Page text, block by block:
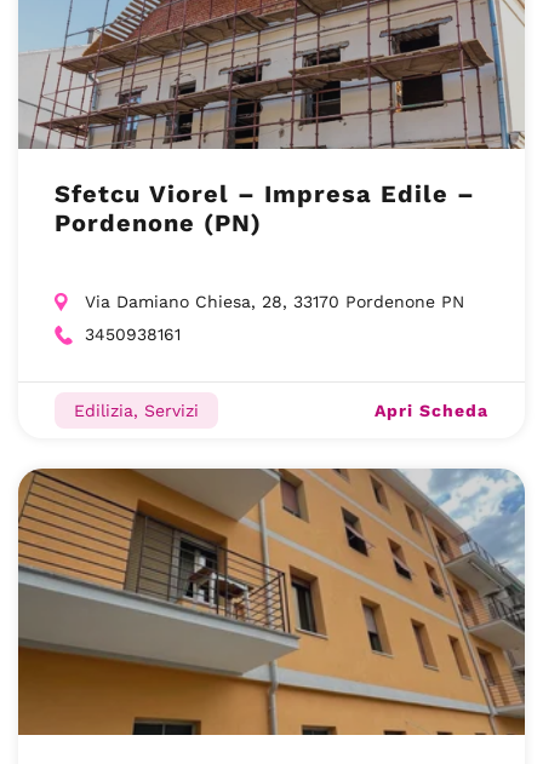
Sfetcu Viorel – Impresa Edile –
Pordenone (PN)
Via Damiano Chiesa, 28, 33170 Pordenone PN
3450938161
Edilizia, Servizi Apri Scheda